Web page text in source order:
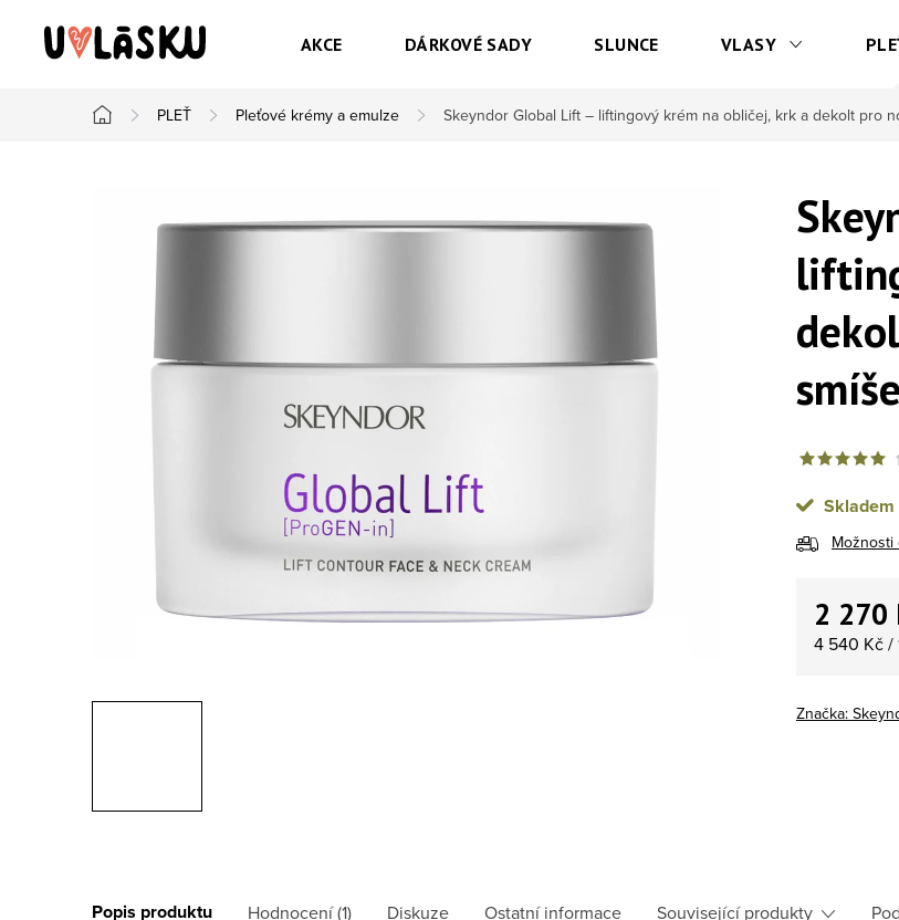
AKCE DÁRKOVÉ SADY SLUNCE VLASY
Domů
PLEŤ Pleťové krémy a emulze Skeyndor Global Lift – liftingový krém na obličej, krk a dekolt pro
Skladem
2 270
Měrná
4 540 Kč /
Značka:
Popis produktu Hodnocení (1) Diskuze Ostatní informace Související produkty